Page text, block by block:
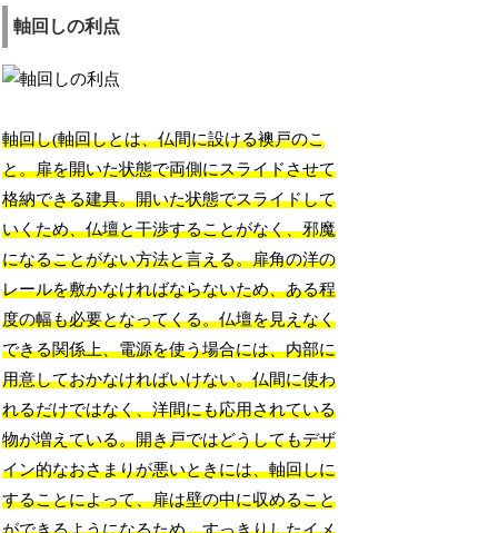
軸回しの利点
軸回し(軸回しとは、仏間に設ける襖戸のこ
と。扉を開いた状態で両側にスライドさせて
格納できる建具。開いた状態でスライドして
いくため、仏壇と干渉することがなく、邪魔
になることがない方法と言える。扉角の洋の
レールを敷かなければならないため、ある程
度の幅も必要となってくる。仏壇を見えなく
できる関係上、電源を使う場合には、内部に
用意しておかなければいけない。仏間に使わ
れるだけではなく、洋間にも応用されている
物が増えている。開き戸ではどうしてもデザ
イン的なおさまりが悪いときには、軸回しに
することによって、扉は壁の中に収めること